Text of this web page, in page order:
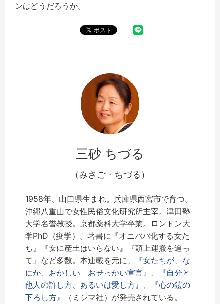
ンはどうだろうか。
三砂 ちづる
（みさご・ちづる）
1958年、山口県生まれ。兵庫県西宮市で育つ。
沖縄八重山で女性民俗文化研究所主宰。津田塾
大学名誉教授。京都薬科大学卒業。ロンドン大
学PhD（疫学）。著書に『オニババ化する女た
ち』『女に産土はいらない』『頭上運搬を追っ
て』など多数。本連載を元に、
『女たちが、な
にか、おかしい おせっかい宣言』 、
『自分と
他人の許し方、あるいは愛し方』 、
『心の鎧の
下ろし方』
（ミシマ社）が発売されている。